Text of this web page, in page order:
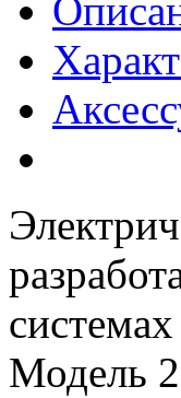
Модель